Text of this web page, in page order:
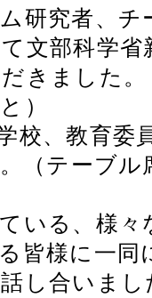
研究者、
文部科学
きました
）
校、教育委
（テーブ
いる、様
皆様に一
し合いまし